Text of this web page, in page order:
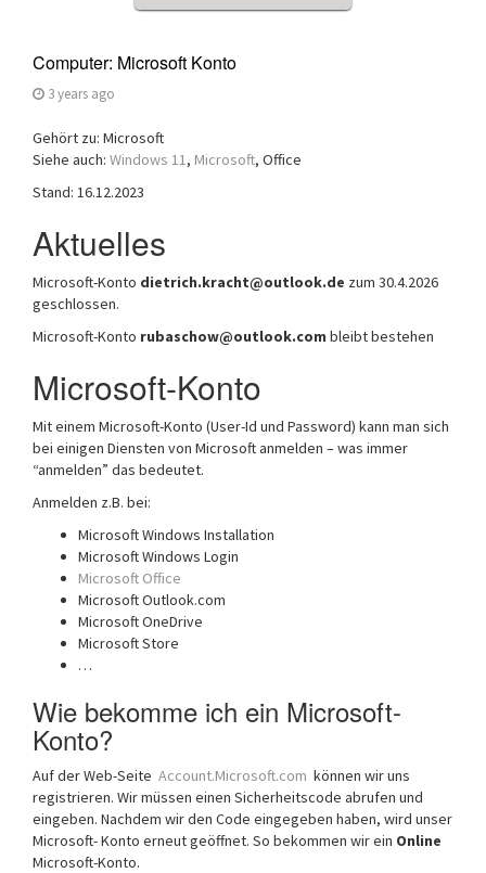
Computer: Microsoft Konto
3 years ago
Gehört zu: Microsoft
Siehe auch: Windows 11, Microsoft, Office
Stand: 16.12.2023
Aktuelles
Microsoft-Konto dietrich.kracht@outlook.de zum 30.4.2026
geschlossen.
Microsoft-Konto rubaschow@outlook.com bleibt bestehen
Microsoft-Konto
Mit einem Microsoft-Konto (User-Id und Password) kann man sich
bei einigen Diensten von Microsoft anmelden – was immer
“anmelden” das bedeutet.
Anmelden z.B. bei:
Microsoft Windows Installation
Microsoft Windows Login
Microsoft Office
Microsoft Outlook.com
Microsoft OneDrive
Microsoft Store
…
Wie bekomme ich ein Microsoft-
Konto?
Auf der Web-Seite Account.Microsoft.com können wir uns
registrieren. Wir müssen einen Sicherheitscode abrufen und
eingeben. Nachdem wir den Code eingegeben haben, wird unser
Microsoft- Konto erneut geöffnet. So bekommen wir ein Online
Microsoft-Konto.